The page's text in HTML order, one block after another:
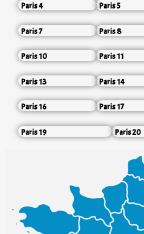
Paris 4 Paris 5
Paris 7 Paris 8
Paris 10 Paris 11
Paris 13 Paris 14
Paris 16 Paris 17
Paris 19 Paris 20